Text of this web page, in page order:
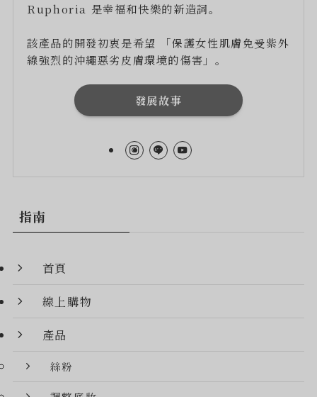
Ruphoria 是幸福和快樂的新造詞。
該產品的開發初衷是希望 「保護女性肌膚免受紫外
線強烈的沖繩惡劣皮膚環境的傷害」。
發展故事
指南
首頁
線上購物
產品
絲粉